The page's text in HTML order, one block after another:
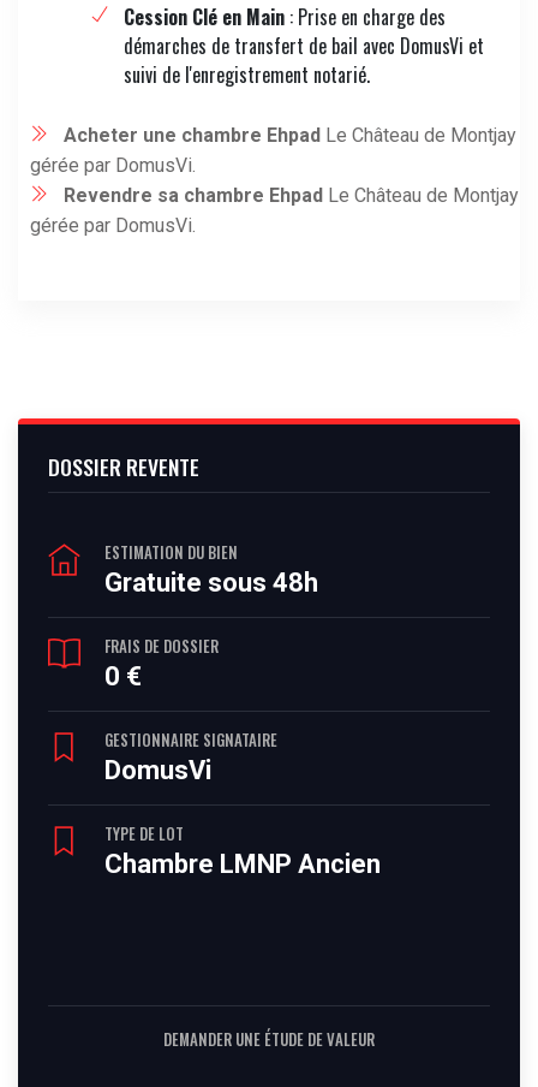
Cession Clé en Main : Prise en charge des
démarches de transfert de bail avec DomusVi et
suivi de l'enregistrement notarié.
Acheter une chambre Ehpad Le Château de Montjay
gérée par DomusVi.
Revendre sa chambre Ehpad Le Château de Montjay
gérée par DomusVi.
DOSSIER REVENTE
ESTIMATION DU BIEN
Gratuite sous 48h
FRAIS DE DOSSIER
0 €
GESTIONNAIRE SIGNATAIRE
DomusVi
TYPE DE LOT
Chambre LMNP Ancien
DEMANDER UNE ÉTUDE DE VALEUR